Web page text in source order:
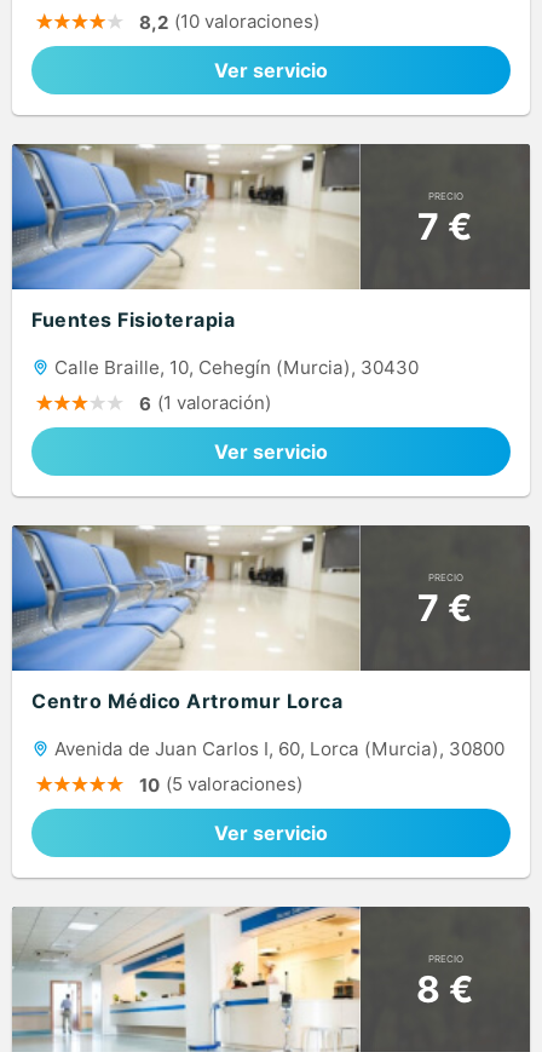
8,2 (10 valoraciones)
Ver servicio
PRECIO
7 €
Fuentes Fisioterapia
Calle Braille, 10, Cehegín (Murcia), 30430
6 (1 valoración)
Ver servicio
PRECIO
7 €
Centro Médico Artromur Lorca
Avenida de Juan Carlos I, 60, Lorca (Murcia), 30800
10 (5 valoraciones)
Ver servicio
PRECIO
8 €